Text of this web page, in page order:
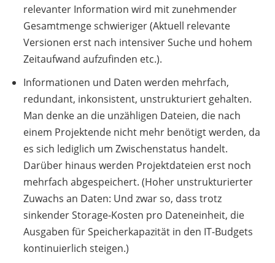
relevanter Information wird mit zunehmender
Gesamtmenge schwieriger (Aktuell relevante
Versionen erst nach intensiver Suche und hohem
Zeitaufwand aufzufinden etc.).
Informationen und Daten werden mehrfach,
redundant, inkonsistent, unstrukturiert gehalten.
Man denke an die unzähligen Dateien, die nach
einem Projektende nicht mehr benötigt werden, da
es sich lediglich um Zwischenstatus handelt.
Darüber hinaus werden Projektdateien erst noch
mehrfach abgespeichert. (Hoher unstrukturierter
Zuwachs an Daten: Und zwar so, dass trotz
sinkender Storage-Kosten pro Dateneinheit, die
Ausgaben für Speicherkapazität in den IT-Budgets
kontinuierlich steigen.)